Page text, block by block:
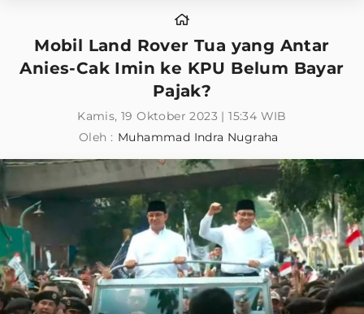
Mobil Land Rover Tua yang Antar
Anies-Cak Imin ke KPU Belum Bayar
Pajak?
Kamis, 19 Oktober 2023 | 15:34 WIB
Oleh : Muhammad Indra Nugraha